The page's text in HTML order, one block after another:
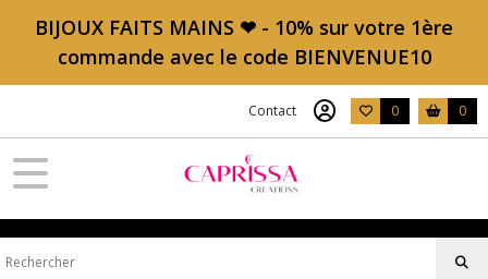
BIJOUX FAITS MAINS ❤ - 10% sur votre 1ère
commande avec le code BIENVENUE10
Contact 0 0